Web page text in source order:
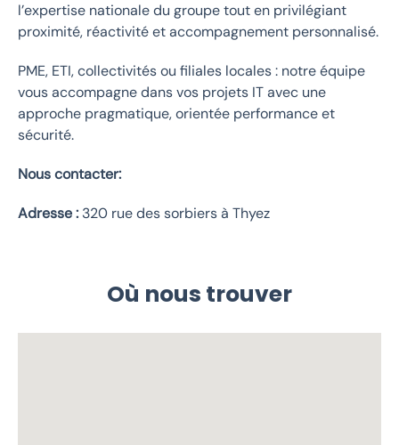
l’expertise nationale du groupe tout en privilégiant
proximité, réactivité et accompagnement personnalisé.
PME, ETI, collectivités ou filiales locales : notre équipe
vous accompagne dans vos projets IT avec une
approche pragmatique, orientée performance et
sécurité.
Nous contacter:
Adresse : 320 rue des sorbiers à Thyez
Où nous trouver